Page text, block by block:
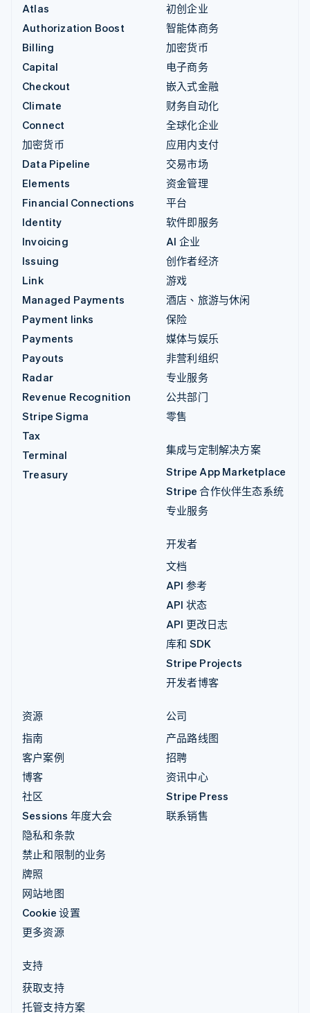
Atlas
Authorization Boost
Billing
Capital
Checkout
Climate
Connect
加密货币
Data Pipeline
Elements
Financial Connections
Identity
Invoicing
Issuing
Link
Managed Payments
Payment links
Payments
Payouts
Radar
Revenue Recognition
Stripe Sigma
Tax
Terminal
Treasury
初创企业
智能体商务
加密货币
电子商务
嵌入式金融
财务自动化
全球化企业
应用内支付
交易市场
资金管理
平台
软件即服务
AI 企业
创作者经济
游戏
酒店、旅游与休闲
保险
媒体与娱乐
非营利组织
专业服务
公共部门
零售
集成与定制解决方案
Stripe App Marketplace
Stripe 合作伙伴生态系统
专业服务
开发者
文档
API 参考
API 状态
API 更改日志
库和 SDK
Stripe Projects
开发者博客
资源
指南
客户案例
博客
社区
Sessions 年度大会
隐私和条款
禁止和限制的业务
牌照
网站地图
Cookie 设置
更多资源
公司
产品路线图
招聘
资讯中心
Stripe Press
联系销售
支持
获取支持
托管支持方案